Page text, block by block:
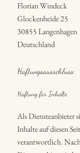
Florian Windeck
Glockenheide 25
30855 Langenhagen
Deutschland
Haftungsausschluss:
Haftung für Inhalte
Als Diensteanbieter
Inhalte auf diesen
verantwortlich.